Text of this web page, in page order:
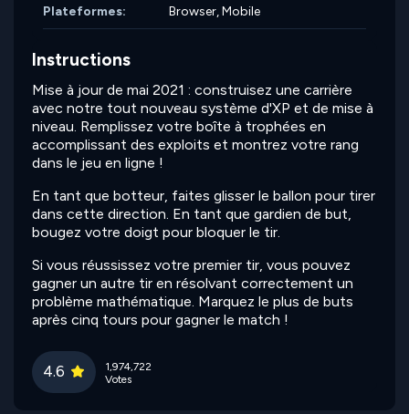
Plateformes:
Browser, Mobile
Instructions
Mise à jour de mai 2021 : construisez une carrière
avec notre tout nouveau système d'XP et de mise à
niveau. Remplissez votre boîte à trophées en
accomplissant des exploits et montrez votre rang
dans le jeu en ligne !
En tant que botteur, faites glisser le ballon pour tirer
dans cette direction. En tant que gardien de but,
bougez votre doigt pour bloquer le tir.
Si vous réussissez votre premier tir, vous pouvez
gagner un autre tir en résolvant correctement un
problème mathématique. Marquez le plus de buts
après cinq tours pour gagner le match !
4.6
1,974,722
Votes